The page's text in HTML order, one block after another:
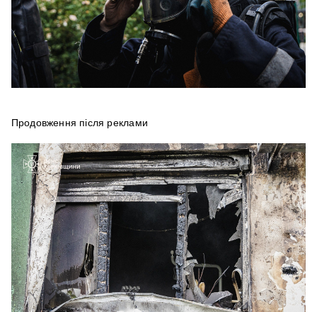
Продовження після реклами